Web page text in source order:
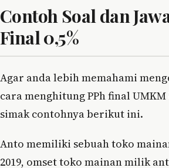
Contoh Soal dan
Final 0,5%
Agar anda lebih memahami
cara menghitung PPh final
simak contohnya berikut ini.
Anto memiliki sebuah toko
2019, omset toko mainan milik